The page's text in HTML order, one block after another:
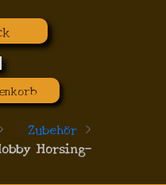
Zubehör >
Horsing-